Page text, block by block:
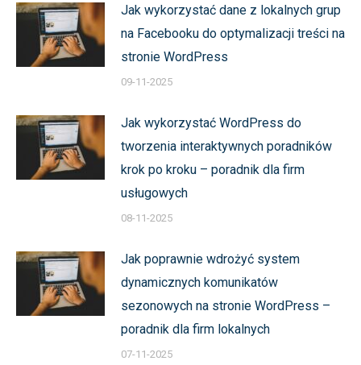
Jak wykorzystać dane z lokalnych grup
na Facebooku do optymalizacji treści na
stronie WordPress
09-11-2025
Jak wykorzystać WordPress do
tworzenia interaktywnych poradników
krok po kroku – poradnik dla firm
usługowych
08-11-2025
Jak poprawnie wdrożyć system
dynamicznych komunikatów
sezonowych na stronie WordPress –
poradnik dla firm lokalnych
07-11-2025